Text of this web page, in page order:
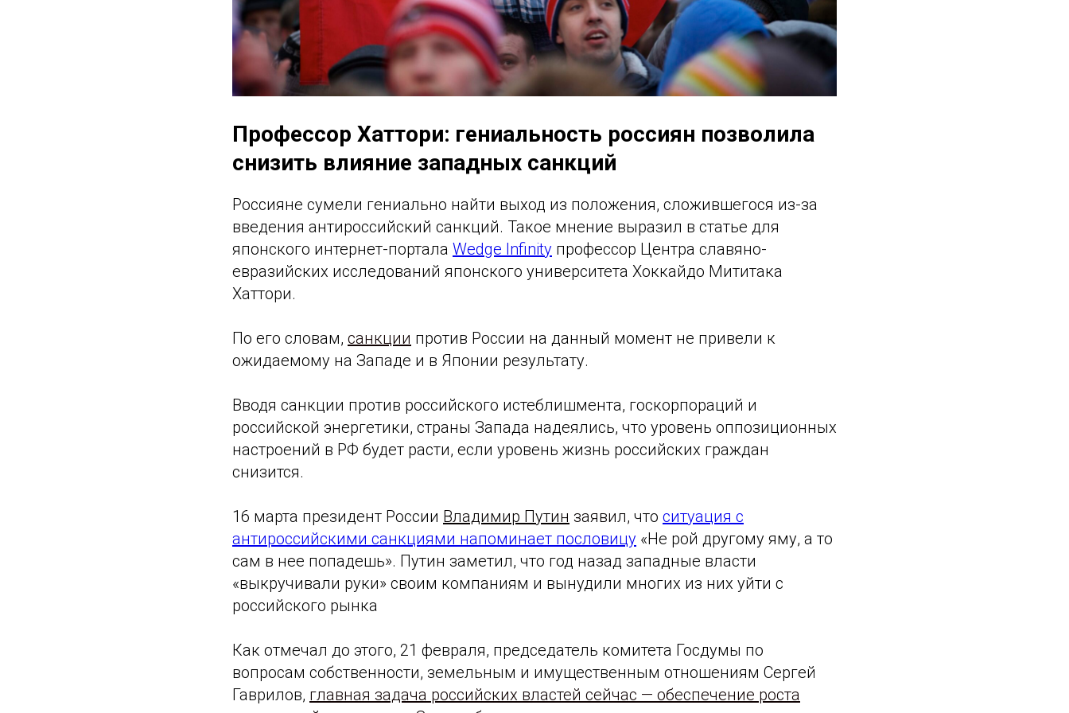
Профессор Хаттори: гениальность россиян позволила
снизить влияние западных санкций
Россияне сумели гениально найти выход из положения, сложившегося из-за
введения антироссийский санкций. Такое мнение выразил в статье для
японского интернет-портала Wedge Infinity профессор Центра славяно-
евразийских исследований японского университета Хоккайдо Мититака
Хаттори.
По его словам, санкции против России на данный момент не привели к
ожидаемому на Западе и в Японии результату.
Вводя санкции против российского истеблишмента, госкорпораций и
российской энергетики, страны Запада надеялись, что уровень оппозиционных
настроений в РФ будет расти, если уровень жизнь российских граждан
снизится.
16 марта президент России Владимир Путин заявил, что ситуация с
антироссийскими санкциями напоминает пословицу «Не рой другому яму, а то
сам в нее попадешь». Путин заметил, что год назад западные власти
«выкручивали руки» своим компаниям и вынудили многих из них уйти с
российского рынка
Как отмечал до этого, 21 февраля, председатель комитета Госдумы по
вопросам собственности, земельным и имущественным отношениям Сергей
Гаврилов, главная задача российских властей сейчас — обеспечение роста